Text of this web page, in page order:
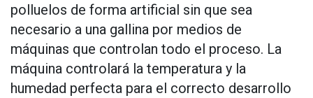
polluelos de forma artificial sin que sea
necesario a una gallina por medios de
máquinas que controlan todo el proceso. La
máquina controlará la temperatura y la
humedad perfecta para el correcto desarrollo